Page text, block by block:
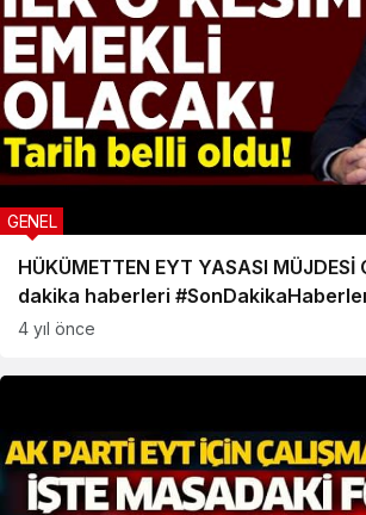
HÜKÜMETTEN EYT YASASI
dakika haberleri
GENEL
4 yıl önce